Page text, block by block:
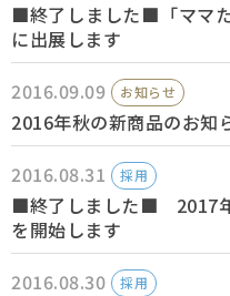
採用情報
Q&A
お問い合わせ
■終了しました■「ママ
に出展します
2016.09.09
お知らせ
2016年秋の新商品のお知
2016.08.31
採用
■終了しました■ 2017
を開始します
2016.08.30
採用